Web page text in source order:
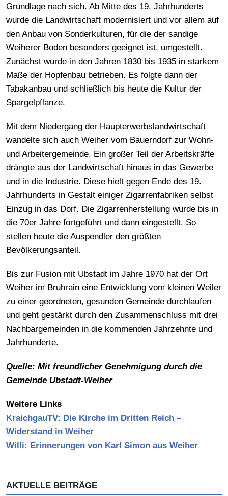
Grundlage nach sich. Ab Mitte des 19. Jahrhunderts
wurde die Landwirtschaft modernisiert und vor allem auf
den Anbau von Sonderkulturen, für die der sandige
Weiherer Boden besonders geeignet ist, umgestellt.
Zunächst wurde in den Jahren 1830 bis 1935 in starkem
Maße der Hopfenbau betrieben. Es folgte dann der
Tabakanbau und schließlich bis heute die Kultur der
Spargelpflanze.
Mit dem Niedergang der Haupterwerbslandwirtschaft
wandelte sich auch Weiher vom Bauerndorf zur Wohn-
und Arbeitergemeinde. Ein großer Teil der Arbeitskräfte
drängte aus der Landwirtschaft hinaus in das Gewerbe
und in die Industrie. Diese hielt gegen Ende des 19.
Jahrhunderts in Gestalt einiger Zigarrenfabriken selbst
Einzug in das Dorf. Die Zigarrenherstellung wurde bis in
die 70er Jahre fortgeführt und dann eingestellt. So
stellen heute die Auspendler den größten
Bevölkerungsanteil.
Bis zur Fusion mit Ubstadt im Jahre 1970 hat der Ort
Weiher im Bruhrain eine Entwicklung vom kleinen Weiler
zu einer geordneten, gesunden Gemeinde durchlaufen
und geht gestärkt durch den Zusammenschluss mit drei
Nachbargemeinden in die kommenden Jahrzehnte und
Jahrhunderte.
Quelle: Mit freundlicher Genehmigung durch die
Gemeinde Ubstadt-Weiher
Weitere Links
KraichgauTV: Die Kirche im Dritten Reich –
Widerstand in Weiher
Willi: Erinnerungen von Karl Simon aus Weiher
AKTUELLE BEITRÄGE